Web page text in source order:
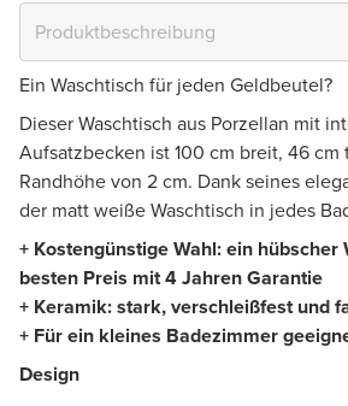
Ein Waschtisch für jeden Geldbeutel?
Dieser Waschtisch aus Porzellan mit
Aufsatzbecken ist 100 cm breit, 46
Randhöhe von 2 cm. Dank seines
der matt weiße Waschtisch in jedes
+ Kostengünstige Wahl: ein hübscher
besten Preis mit 4 Jahren Garantie
+ Keramik: stark, verschleißfest und
+ Für ein kleines Badezimmer
Design